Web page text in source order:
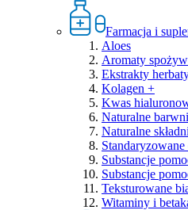
Farmacja i
Aloes
Aromaty
Ekstrakty
Kolagen +
Kwas
Naturalne
Naturalne
Substancje
Substancje
Teksturowane
Witaminy i